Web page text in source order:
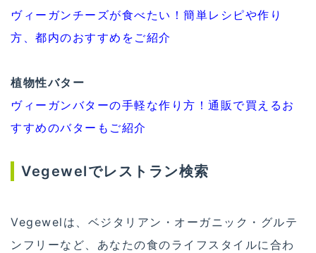
ヴィーガンチーズが食べたい！簡単レシピや作り
方、都内のおすすめをご紹介
植物性バター
ヴィーガンバターの手軽な作り方！通販で買えるお
すすめのバターもご紹介
Vegewelでレストラン検索
Vegewelは、ベジタリアン・オーガニック・グルテ
ンフリーなど、あなたの食のライフスタイルに合わ